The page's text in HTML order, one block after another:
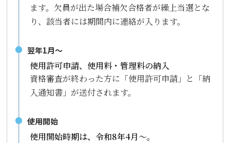
ます。欠員が出た場合補欠合格者が繰上当選とな
り、該当者には期間内に連絡が入ります。
翌年1月～
使用許可申請、使用料・管理料の納入
資格審査が終わった方に「使用許可申請」と「納
入通知書」が送付されます。
使用開始
使用開始時期は、令和8年4月～。